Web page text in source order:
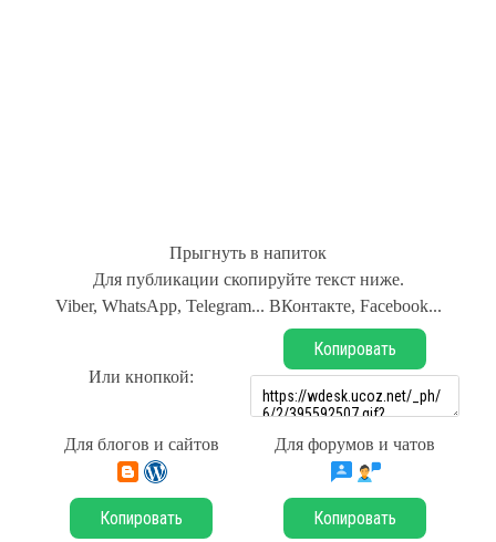
Прыгнуть в напиток
Для публикации скопируйте текст ниже.
Viber, WhatsApp, Telegram... ВКонтакте, Facebook...
Или кнопкой:
Копировать
Для блогов и сайтов Для форумов и чатов
Копировать Копировать